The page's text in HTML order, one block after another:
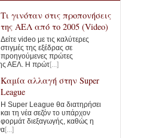
Τι γινόταν στις προπονήσεις
της ΑΕΛ από το 2005 (Video)
Δείτε video με τις καλύτερες
στιγμές της εξέδρας σε
προηγούμενες πρώτες
ΑΕΛ. Η πρώτ[...]
Καμία αλλαγή στην Super
League
Η Super League θα διατηρήσει
και τη νέα σεζόν το υπάρχον
φορμάτ διεξαγωγής, καθώς η
[...]